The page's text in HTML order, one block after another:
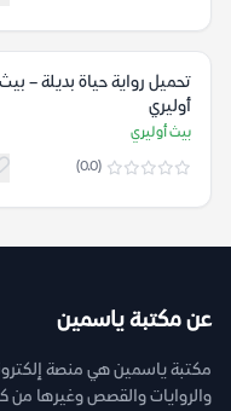
تحميل رواية حياة بديلة – بيث
أوليري
بيث أوليري
(0.0)
عن مكتبة ياسمين
مكتبة ياسمين هي منصة